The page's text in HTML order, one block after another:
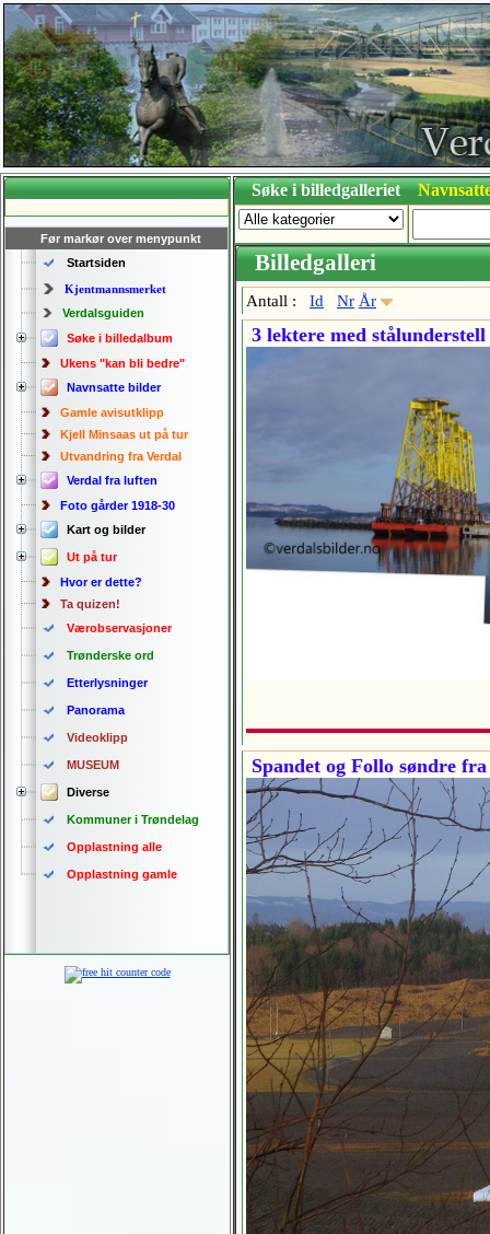
Før markør over menypunkt
Startsiden
Kjentmannsmerket
Verdalsguiden
Søke i billedalbum
Ukens "kan bli bedre"
Navnsatte bilder
Gamle avisutklipp
Kjell Minsaas ut på tur
Utvandring fra Verdal
Verdal fra luften
Foto gårder 1918-30
Kart og bilder
Ut på tur
Hvor er dette?
Ta quizen!
Værobservasjoner
Trønderske ord
Etterlysninger
Panorama
Videoklipp
MUSEUM
Diverse
Kommuner i Trøndelag
Opplastning alle
Opplastning gamle
Søke i billedgalleriet
Billedgalleri
Antall : Id Nr År
3 lektere med
Spandet og Follo søndre fra